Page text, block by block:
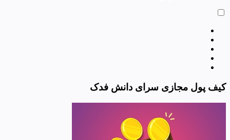
کیف پول مجازی سرای دانش فدک